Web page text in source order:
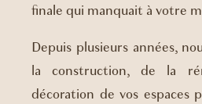
finale qui manquait à votre
Depuis plusieurs années,
la construction, de la
décoration de vos espaces